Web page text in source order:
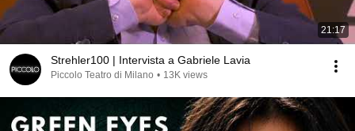
21:17
Strehler100 | Intervista a Gabriele Lavia
Piccolo Teatro di Milano • 13K views